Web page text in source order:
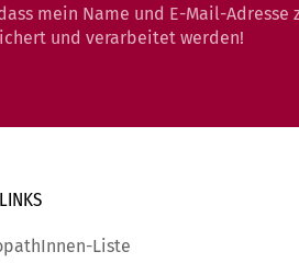
mein Name und E-Mail-Adresse
und verarbeitet werden!
Liste